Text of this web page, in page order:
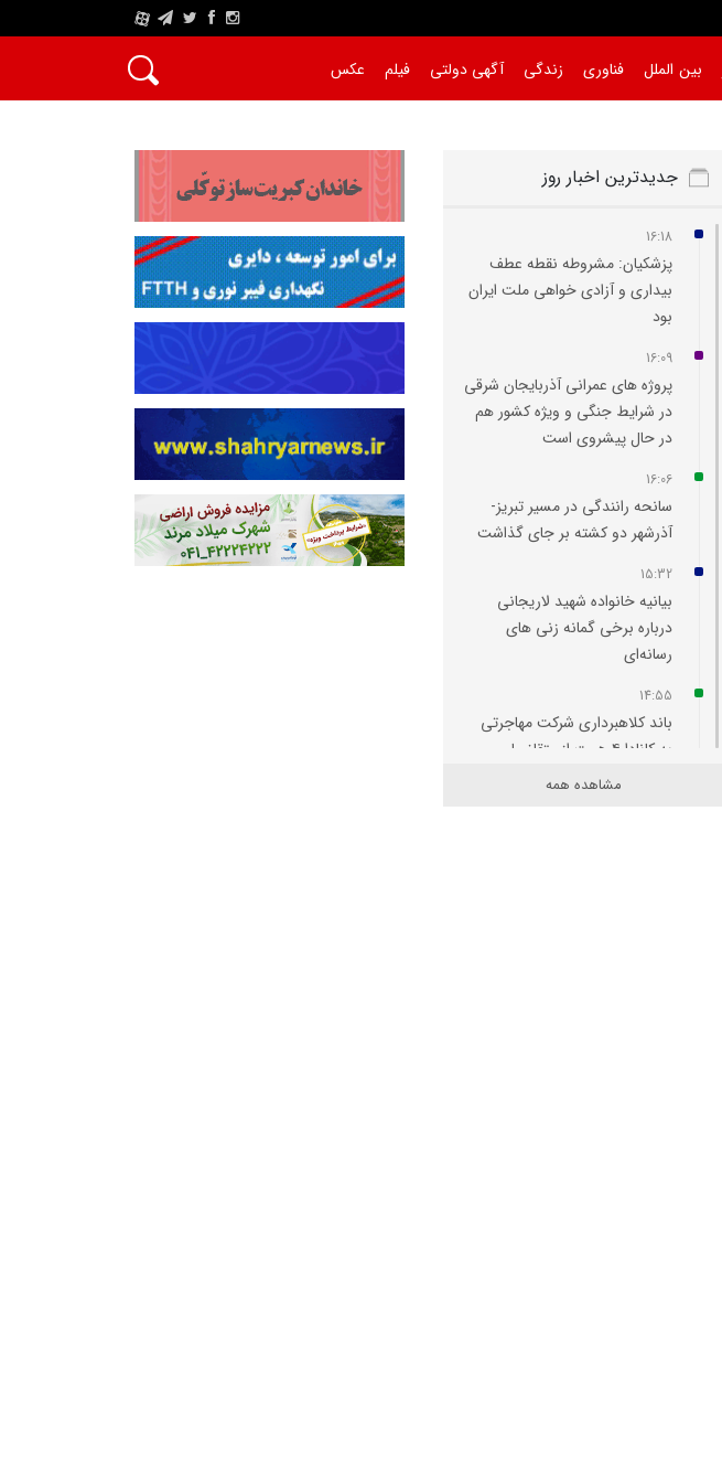
A
بین الملل فناوری زندگی آگهی دولتی فیلم عکس
جدیدترین اخبار روز
16:18
پزشکیان: مشروطه نقطه عطف
بیداری و آزادی‌ خواهی ملت ایران
بود
16:09
پروژه‌ های عمرانی آذربایجان شرقی
در شرایط جنگی و ویژه کشور هم
در حال پیشروی است
16:06
سانحه رانندگی در مسیر تبریز-
آذرشهر دو کشته بر جای گذاشت
15:32
بیانیه خانواده شهید لاریجانی
درباره برخی گمانه‌ زنی‌ های
رسانه‌ای
14:55
باند کلاهبرداری شرکت مهاجرتی
به کانادا ۴ همت از متقاضیان
مشاهده همه